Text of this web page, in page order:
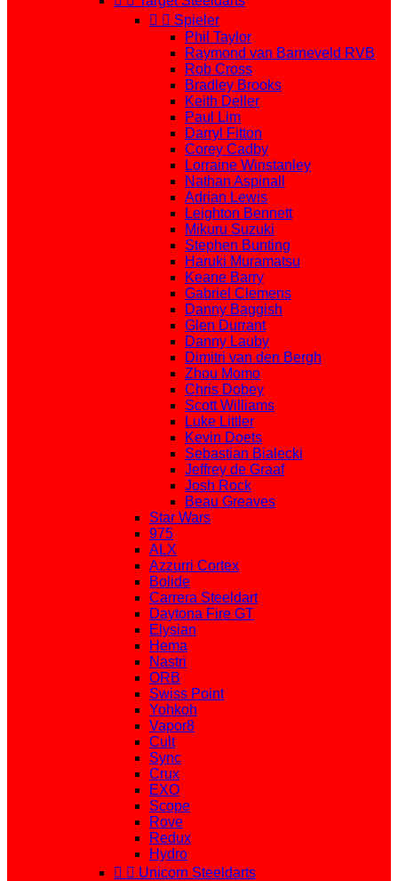
  Spieler
Phil Taylor
Raymond van Barneveld RVB
Rob Cross
Bradley Brooks
Keith Deller
Paul Lim
Darryl Fitton
Corey Cadby
Lorraine Winstanley
Nathan Aspinall
Adrian Lewis
Leighton Bennett
Mikuru Suzuki
Stephen Bunting
Haruki Muramatsu
Keane Barry
Gabriel Clemens
Danny Baggish
Glen Durrant
Danny Lauby
Dimitri van den Bergh
Zhou Momo
Chris Dobey
Scott Williams
Luke Littler
Kevin Doets
Sebastian Bialecki
Jeffrey de Graaf
Josh Rock
Beau Greaves
Star Wars
975
ALX
Azzurri Cortex
Bolide
Carrera Steeldart
Daytona Fire GT
Elysian
Hema
Nastri
ORB
Swiss Point
Yohkoh
Vapor8
Cult
Sync
Crux
EXO
Scope
Rove
Redux
Hydro
  Unicorn Steeldarts